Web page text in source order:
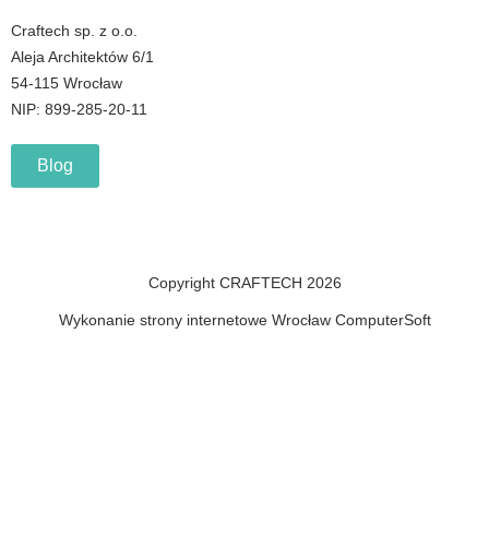
Craftech sp. z o.o.
Aleja Architektów 6/1
54-115 Wrocław
NIP: 899-285-20-11
Blog
Copyright CRAFTECH 2026
Wykonanie strony internetowe Wrocław ComputerSoft